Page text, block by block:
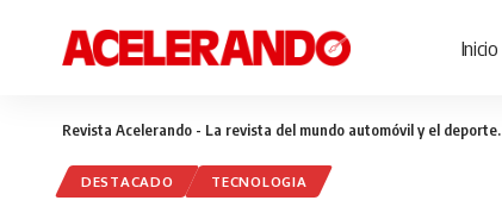
Inicio
Revista Acelerando - La revista del mundo automóvil y el deporte.
DESTACADO TECNOLOGIA